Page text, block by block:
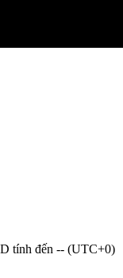
tính đến -- (UTC+0)